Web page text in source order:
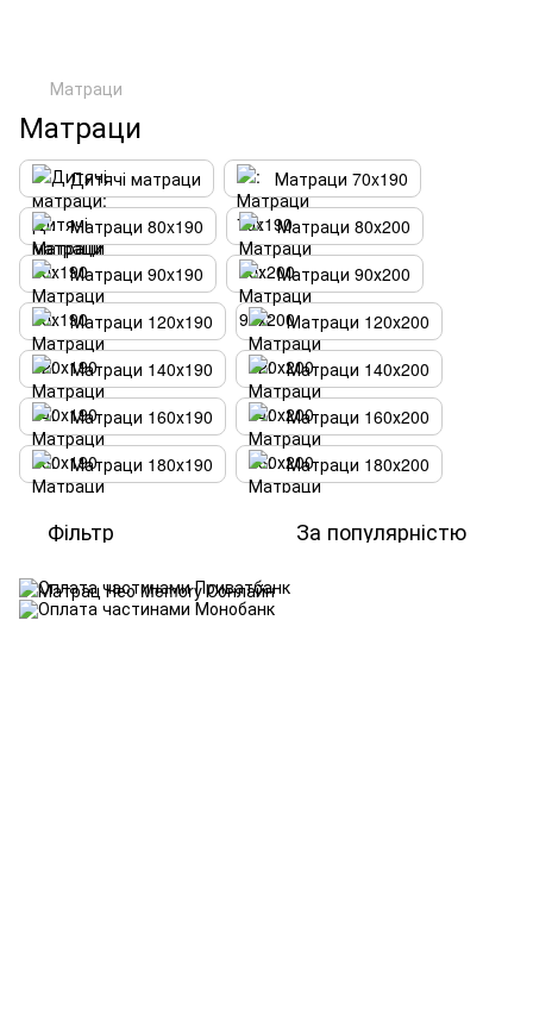
Матраци
Матраци
Дитячі матраци
Матраци 70x190
Матраци 80x190
Матраци 80х200
Матраци 90x190
Матраци 90х200
Матраци 120х190
Матраци 120х200
Матраци 140х190
Матраци 140х200
Матраци 160х190
Матраци 160х200
Матраци 180х190
Матраци 180х200
Фільтр За популярністю